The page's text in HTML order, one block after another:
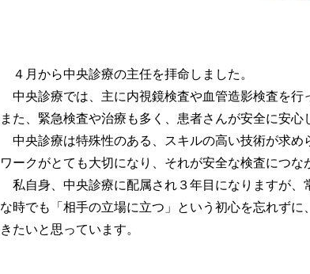
４月から中央診療の主任を拝命しました。
中央診療では、主に内視鏡検査や血管造影検査を行
また、緊急検査や治療も多く、患者さんが安全に安
中央診療は特殊性のある、スキルの高い技術が求め
ワークがとても大切になり、それが安全な検査につな
私自身、中央診療に配属され３年目になりますが、
な時でも「相手の立場に立つ」という初心を忘れず
きたいと思っています。